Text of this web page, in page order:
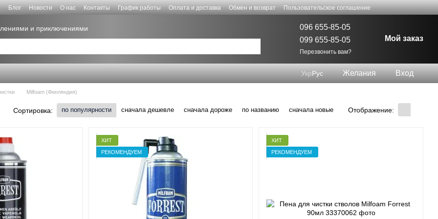
Блог Новости О нас Контакты График работы Оплата и доставка Обмен и возврат
Пользовательское соглашение
и приключениями
096 655-85-05
099 655-85-05
Перезвонить вам?
Мой заказ
УкрРус Желания Вход
Milfoam (Финляндия)
Сортировка: по популярности сначала дешевле сначала дороже по названию сначала новые Отображение:
ХИТ
РЕКОМЕНДУЕМ
ХИТ
РЕКОМЕНДУЕМ